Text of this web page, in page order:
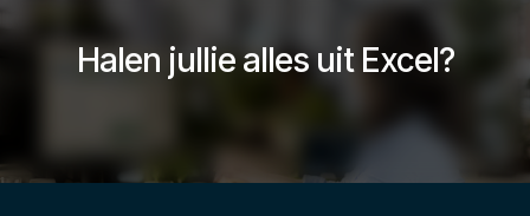
Halen jullie alles uit Excel?